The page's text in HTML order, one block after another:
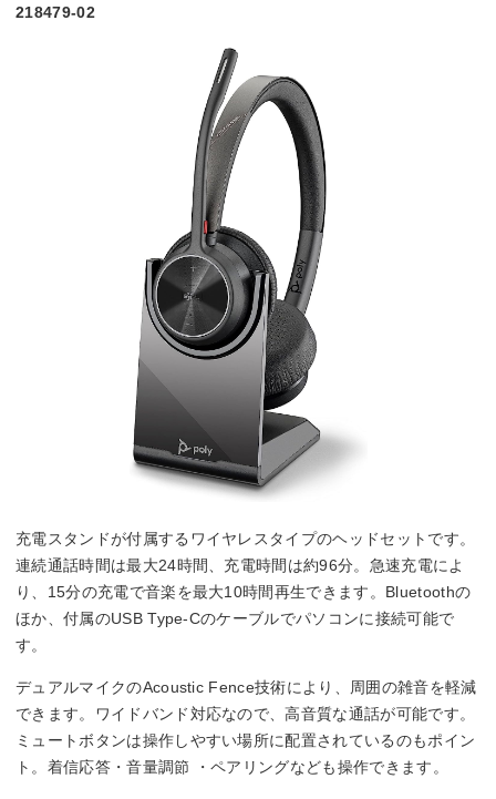
218479-02
充電スタンドが付属するワイヤレスタイプのヘッドセットです。
連続通話時間は最大24時間、充電時間は約96分。急速充電によ
り、15分の充電で音楽を最大10時間再生できます。Bluetoothの
ほか、付属のUSB Type-Cのケーブルでパソコンに接続可能で
す。
デュアルマイクのAcoustic Fence技術により、周囲の雑音を軽減
できます。ワイドバンド対応なので、高音質な通話が可能です。
ミュートボタンは操作しやすい場所に配置されているのもポイン
ト。着信応答・音量調節 ・ペアリングなども操作できます。